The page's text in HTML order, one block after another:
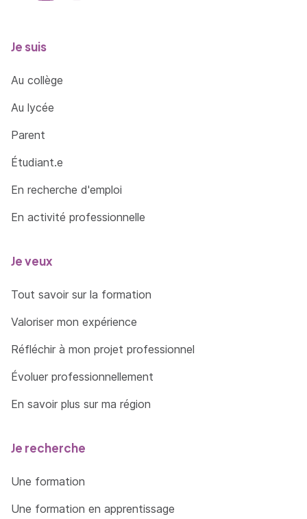
Je suis
Au collège
Au lycée
Parent
Étudiant.e
En recherche d'emploi
En activité professionnelle
Je veux
Tout savoir sur la formation
Valoriser mon expérience
Réfléchir à mon projet professionnel
Évoluer professionnellement
En savoir plus sur ma région
Je recherche
Une formation
Une formation en apprentissage